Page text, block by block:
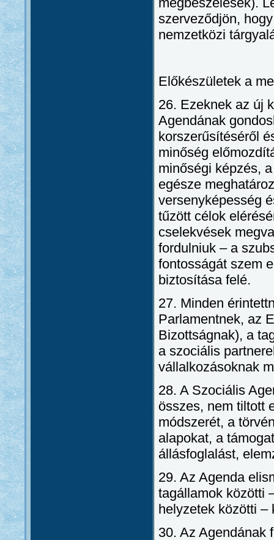
szerveződjön,
nemzetközi
Előkészületek a
26. Ezeknek az új
Agendának
korszerűsítéséről
minőség
minőségi képzés,
egésze
versenyképesség
tűzött célok
cselekvések
fordulniuk – a
fontosságát szem
biztosítása felé.
27. Minden
Parlamentnek, az
Bizottságnak), a
a szociális
vállalkozásoknak
28. A Szociális
összes, nem tiltott
módszerét, a
alapokat, a
állásfoglalást,
29. Az Agenda
tagállamok közötti
helyzetek közötti –
30. Az Agendának